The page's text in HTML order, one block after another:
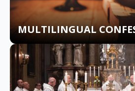
MULTILINGUAL